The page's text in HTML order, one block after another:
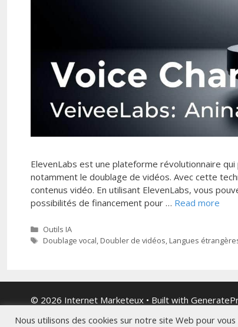
ElevenLabs est une plateforme révolutionnaire
notamment le doublage de vidéos. Avec cette
contenus vidéo. En utilisant ElevenLabs, vous
possibilités de financement pour … Read more
Categories
Outils IA
Tags
Doublage vocal, Doubler de vidéos, Langues
© 2026 Internet Marketeux • Built with
Nous utilisons des cookies sur notre site Web pour